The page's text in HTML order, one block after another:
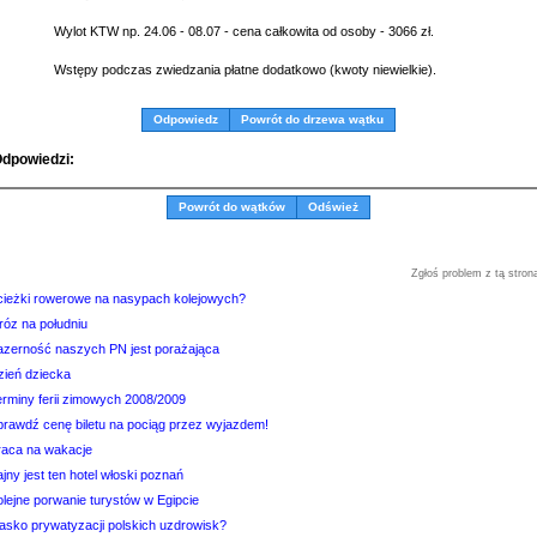
Wylot KTW np. 24.06 - 08.07 - cena całkowita od osoby - 3066 zł.
Wstępy podczas zwiedzania płatne dodatkowo (kwoty niewielkie).
Odpowiedz Powrót do drzewa wątku
Powrót do wątków Odśwież
Zgłoś problem z tą
rowerowe na nasypach kolejowych?
na południu
naszych PN jest porażająca
dziecka
ferii zimowych 2008/2009
cenę biletu na pociąg przez wyjazdem!
na wakacje
jest ten hotel włoski poznań
porwanie turystów w Egipcie
prywatyzacji polskich uzdrowisk?